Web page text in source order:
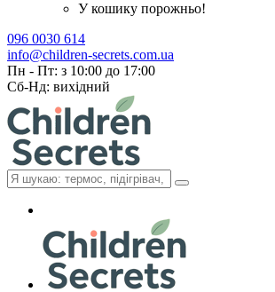
У кошику порожньо!
096 0030 614
info@children-secrets.com.ua
Пн - Пт: з 10:00 до 17:00
Сб-Нд: вихідний